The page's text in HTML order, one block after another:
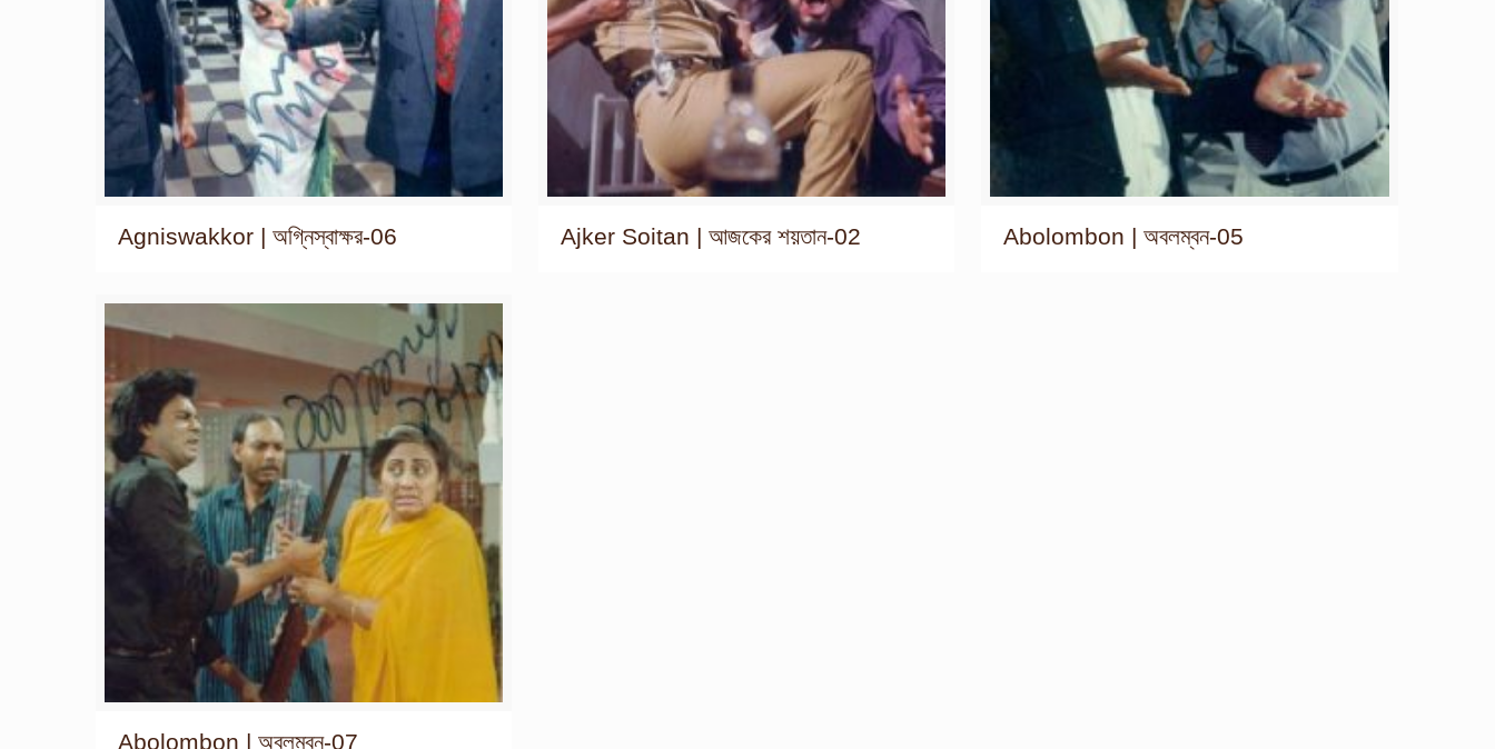
Agniswakkor | অগ্নিস্বাক্ষর-06 Ajker Soitan | আজকের শয়তান-02 Abolombon | অবলম্বন-05
Abolombon | অবলম্বন-07